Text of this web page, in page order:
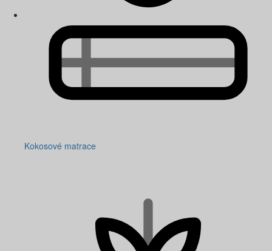
Kokosové matrace